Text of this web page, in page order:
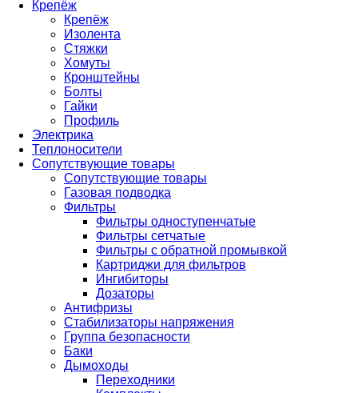
Крепёж
Крепёж
Изолента
Стяжки
Хомуты
Кронштейны
Болты
Гайки
Профиль
Электрика
Теплоносители
Сопутствующие товары
Сопутствующие товары
Газовая подводка
Фильтры
Фильтры одноступенчатые
Фильтры сетчатые
Фильтры с обратной промывкой
Картриджи для фильтров
Ингибиторы
Дозаторы
Антифризы
Стабилизаторы напряжения
Группа безопасности
Баки
Дымоходы
Переходники